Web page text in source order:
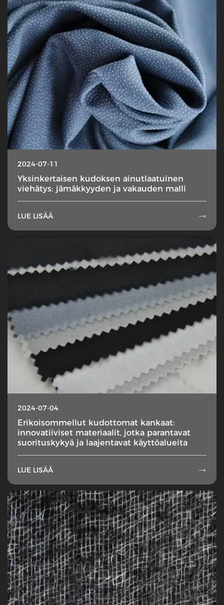
2024-07-11
Yksinkertaisen kudoksen ainutlaatuinen
viehätys: jämäkkyyden ja vakauden malli
LUE LISÄÄ 
2024-07-04
Erikoisommellut kudottomat kankaat:
innovatiiviset materiaalit, jotka parantavat
suorituskykyä ja laajentavat käyttöalueita
LUE LISÄÄ 